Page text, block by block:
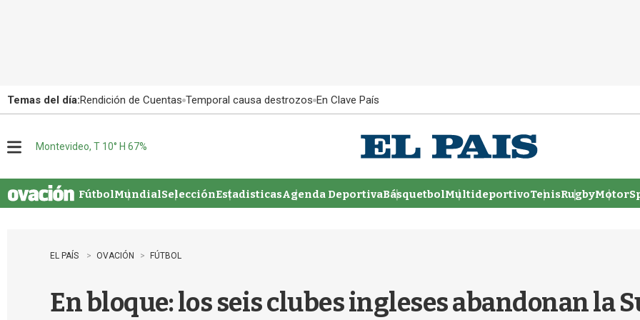
Temas del día:Rendición de Cuentas Temporal causa destrozos En Clave País
u
Montevideo, T 10° H 67%
FútbolMundialSelecciónEstadisticasAgenda DeportivaBásquetbolMultideportivoTenisRugby
EL PAÍS OVACIÓN FÚTBOL
En bloque: los seis clubes ingleses abandonan la